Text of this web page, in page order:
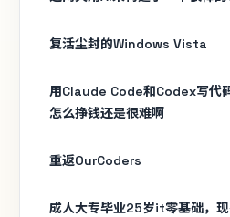
复活尘封的Windows Vista
用Claude Code和Codex写代
怎么挣钱还是很难啊
重返OurCoders
成人大专毕业25岁it零基础，现